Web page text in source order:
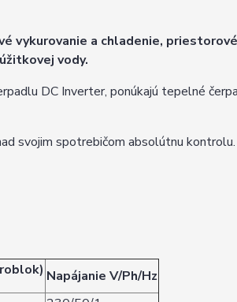
vykurovanie a chladenie, priestorové
vody.
DC Inverter, ponúkajú tepelné
svojim spotrebičom absolútnu kontrolu.
Napájanie V/Ph/Hz